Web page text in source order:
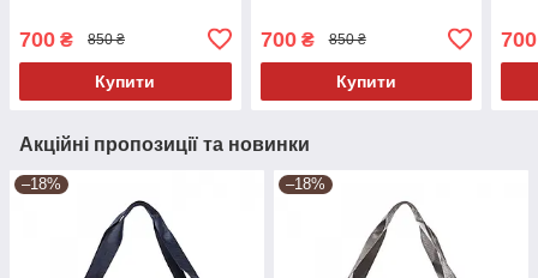
700 ₴ 850 ₴
Купити
700₴ 850 ₴
Купити
700
Акційні пропозиції та новинки
–18% –18%